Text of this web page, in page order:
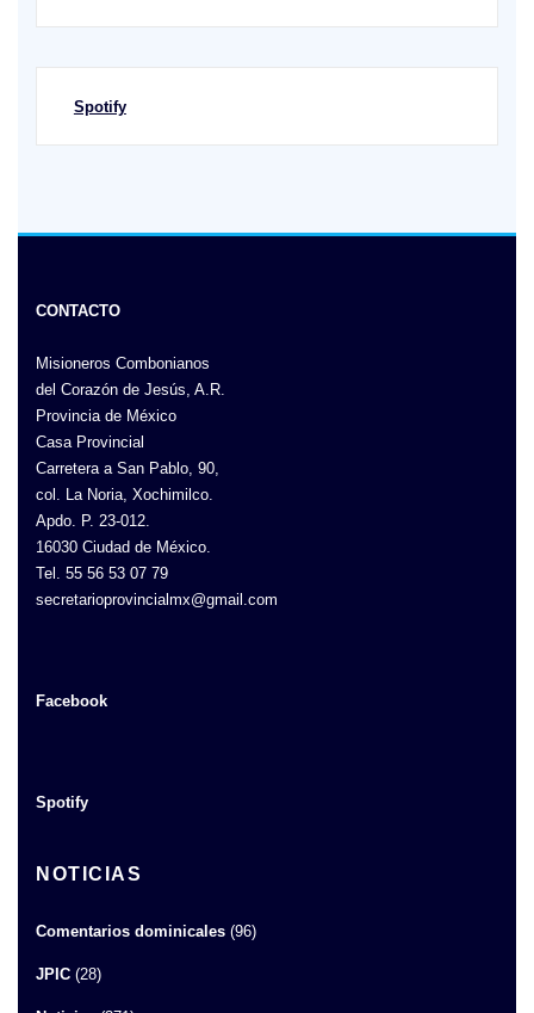
Spotify
CONTACTO
Misioneros Combonianos
del Corazón de Jesús, A.R.
Provincia de México
Casa Provincial
Carretera a San Pablo, 90,
col. La Noria, Xochimilco.
Apdo. P. 23-012.
16030 Ciudad de México.
Tel. 55 56 53 07 79
secretarioprovincialmx@gmail.com
Facebook
Spotify
NOTICIAS
Comentarios dominicales (96)
JPIC (28)